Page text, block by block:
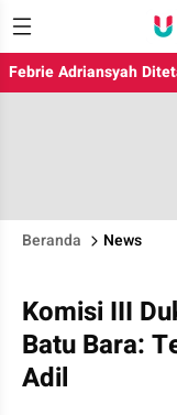
Febrie Adriansyah
Beranda News
Komisi III
Batu Bara:
Adil